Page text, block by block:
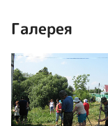
Галерея